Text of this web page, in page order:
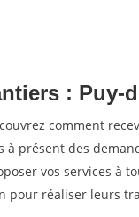
: Puy-
comment
à présent des
vos services à
pour réaliser leurs